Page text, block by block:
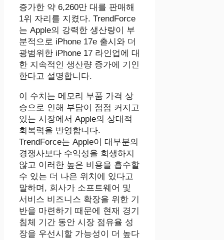
증가한 약 6,260만 대를 판매해
1위 자리를 지켰다. TrendForce
는 Apple의 강력한 생산량이 부
분적으로 iPhone 17e 출시와 더
광범위한 iPhone 17 라인업에 대
한 지속적인 생산량 증가에 기인
한다고 설명합니다.
이 수치는 메모리 부품 가격 상
승으로 인해 부담이 점점 커지고
있는 시장에서 Apple의 상대적
회복력을 반영합니다.
TrendForce는 Apple이 대부분의
경쟁사보다 수익성을 희생하지
않고 이러한 높은 비용을 흡수할
수 있는 더 나은 위치에 있다고
말하며, 회사가 소프트웨어 및
서비스 비즈니스 확장을 위한 기
반을 마련하기 때문에 현재 경기
침체 기간 동안 시장 점유율 성
장을 우선시할 가능성이 더 높다